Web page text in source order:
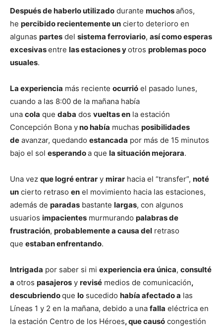
Después de haberlo utilizado durante muchosaños,
he percibido recientemente un cierto deterioro en
algunas partes del sistema ferroviario, así como esperas
excesivasentre las estaciones yotros problemas poco
usuales.
La experiencia más reciente ocurrió el pasado lunes,
cuando a las 8:00 de la mañana había
una cola que daba dos vueltas en la estación
Concepción Bona yno había muchas posibilidades
de avanzar, quedando estancada por más de 15 minutos
bajo el sol esperandoa que la situación mejorara.
Una vez que logré entrar y mirar hacia el “transfer”, noté
un cierto retraso en el movimiento hacia las estaciones,
además de paradas bastante largas, con algunos
usuarios impacientes murmurando palabras de
frustración, probablemente a causa del retraso
que estaban enfrentando.
Intrigada por saber si mi experiencia era única, consulté
a otros pasajeros y revisé medios de comunicación,
descubriendoque lo sucedido había afectado a las
Líneas 1 y 2 en la mañana, debido a una falla eléctrica en
la estación Centro de los Héroes, que causó congestión